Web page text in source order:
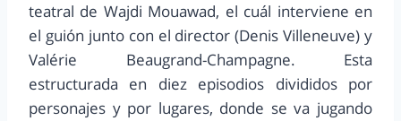
teatral de Wajdi Mouawad, el cuál interviene en
el guión junto con el director (Denis Villeneuve) y
Valérie Beaugrand-Champagne. Esta
estructurada en diez episodios divididos por
personajes y por lugares, donde se va jugando